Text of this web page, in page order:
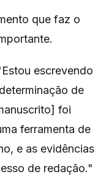
que faz o
escrevendo
de
foi
ferramenta de
e as evidências
de redação."